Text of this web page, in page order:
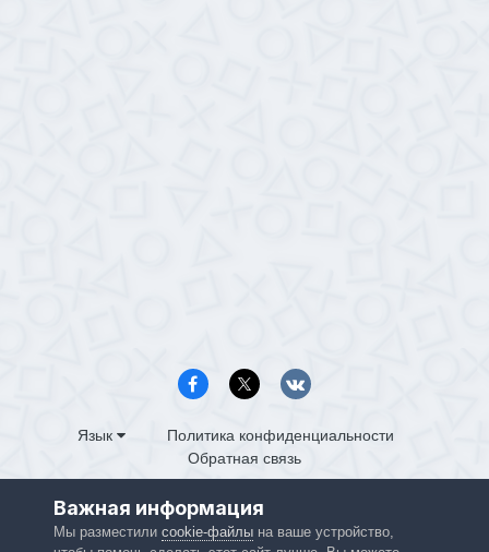
Язык
Политика конфиденциальности
Обратная связь
Powered by Invision Community
Важная информация
Мы разместили cookie-файлына ваше устройство,